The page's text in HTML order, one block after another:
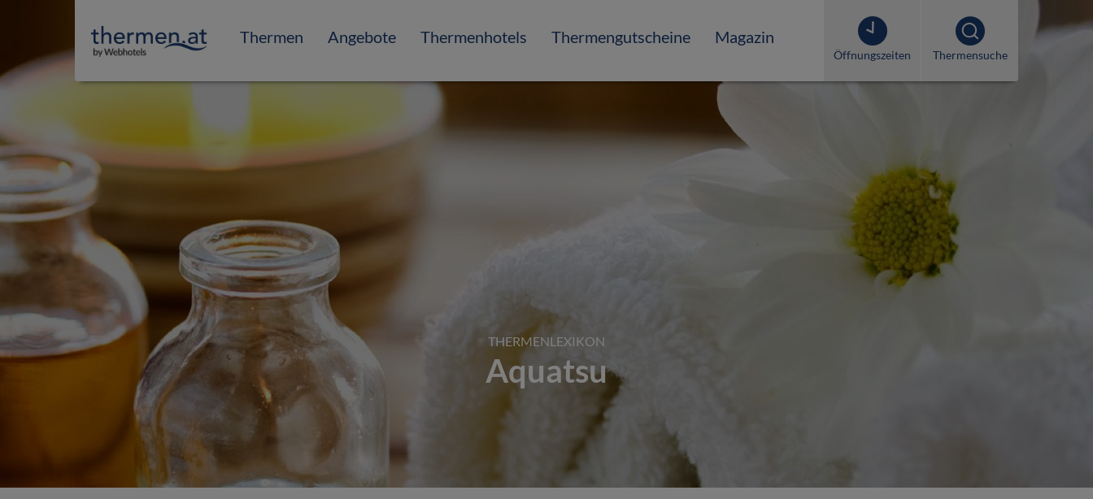
Öffnungszeiten Thermensuche
Thermen Angebote Thermenhotels Thermengutscheine Magazin
THERMENLEXIKON
Aquatsu